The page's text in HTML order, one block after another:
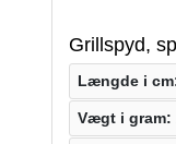
Grillspyd,
Længde i
Vægt i gram: